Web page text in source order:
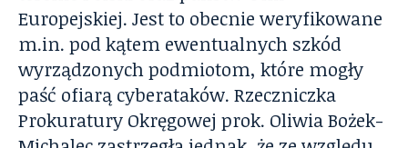
Europejskiej. Jest to obecnie weryfikowane
m.in. pod kątem ewentualnych szkód
wyrządzonych podmiotom, które mogły
paść ofiarą cyberataków. Rzeczniczka
Prokuratury Okręgowej prok. Oliwia Bożek-